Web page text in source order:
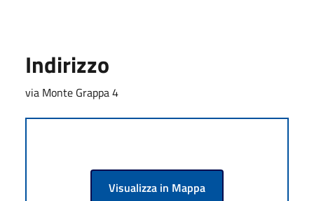
Indirizzo
via Monte Grappa 4
Visualizza in Mappa